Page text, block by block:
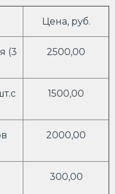
Цена, руб.
(3
2500,00
1500,00
2000,00
300,00